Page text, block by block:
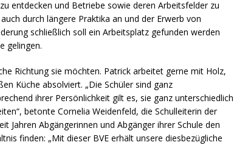
entdecken und Betriebe sowie deren Arbeitsfelder zu
durch längere Praktika an und der Erwerb von
schließlich soll ein Arbeitsplatz gefunden werden
gelingen.
Richtung sie möchten. Patrick arbeitet gerne mit Holz,
Küche absolviert. „Die Schüler sind ganz
ihrer Persönlichkeit gilt es, sie ganz unterschiedlich
betonte Cornelia Weidenfeld, die Schulleiterin der
Jahren Abgängerinnen und Abgänger ihrer Schule den
finden: „Mit dieser BVE erhält unsere diesbezügliche